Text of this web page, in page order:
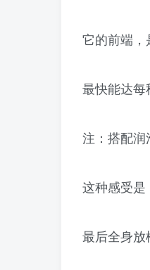
它的前端，
最快能达每
注：搭配润
这种感受是
最后全身放